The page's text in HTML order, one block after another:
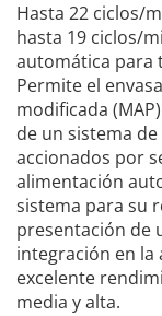
Hasta 22 ciclos/
hasta 19 ciclos/
automática para
Permite el
modificada
de un sistema
accionados por
alimentación
sistema para su
presentación de
integración en la
excelente
media y alta.